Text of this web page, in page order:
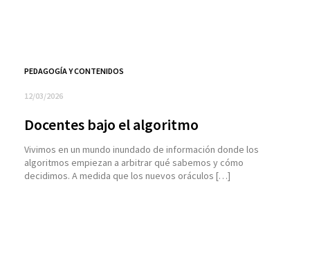
PEDAGOGÍA Y CONTENIDOS
12/03/2026
Docentes bajo el algoritmo
Vivimos en un mundo inundado de información donde los
algoritmos empiezan a arbitrar qué sabemos y cómo
decidimos. A medida que los nuevos oráculos […]